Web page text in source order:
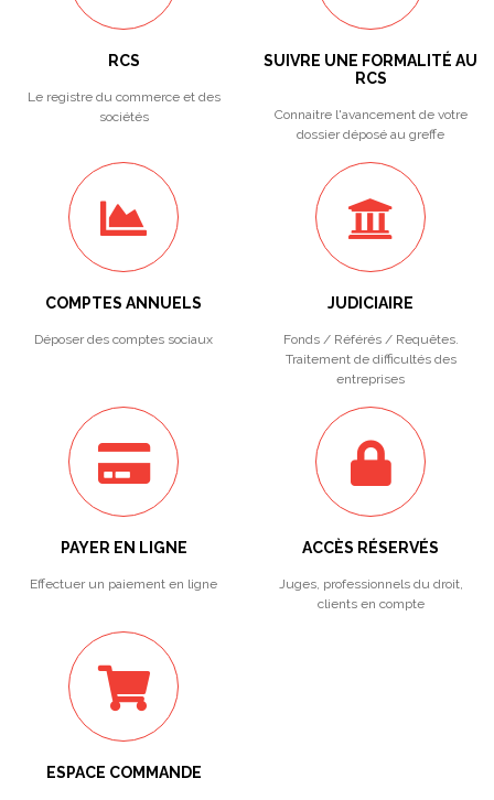
RCS
Le registre du commerce et des
sociétés
SUIVRE UNE FORMALITÉ AU
RCS
Connaitre l'avancement de votre
dossier déposé au greffe
COMPTES ANNUELS
Déposer des comptes sociaux
JUDICIAIRE
Fonds / Référés / Requêtes.
Traitement de difficultés des
entreprises
PAYER EN LIGNE
Effectuer un paiement en ligne
ACCÈS RÉSERVÉS
Juges, professionnels du droit,
clients en compte
ESPACE COMMANDE